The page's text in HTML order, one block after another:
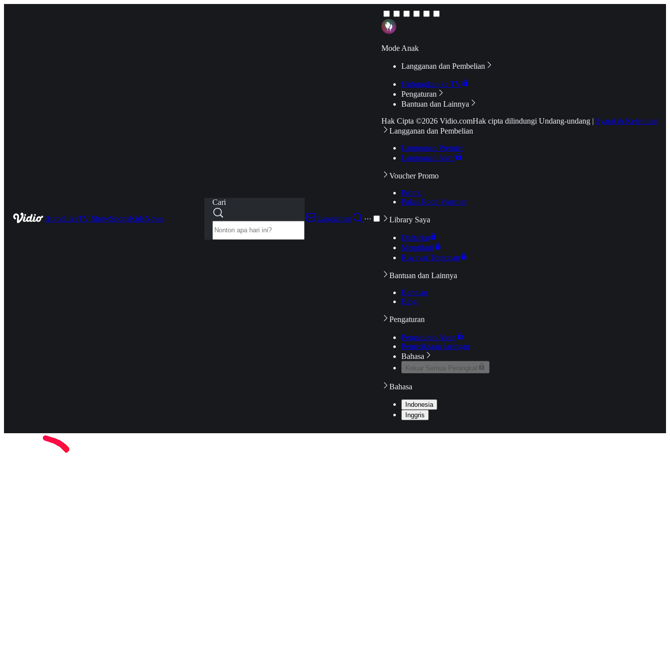
HomeLiveTV ShowSportsKidsNews
Cari
Langganan
···
Mode Anak
Langganan dan Pembelian
Hubungkan ke TV
Pengaturan
Bantuan dan Lainnya
Hak Cipta ©2026 Vidio.comHak cipta dilindungi Undang-undang | Syarat & Ketentuan
Langganan dan Pembelian
Langganan Premier
Langganan Aktif
Voucher Promo
Promo
Pakai Kode Voucher
Library Saya
Daftarku
Mengikuti
Riwayat Tontonan
Bantuan dan Lainnya
Bantuan
Blog
Pengaturan
Pengaturan Akun
Pemeriksaan Jaringan
Bahasa
Keluar Semua Perangkat
Bahasa
Indonesia
Inggris